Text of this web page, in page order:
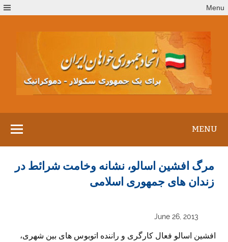
to
Menu
MENU
مرگ افشین اسالو، نشانه وخامت شرائط در
زندان های جمهوری اسلامی
June 26, 2013
افشین اسالو فعال کارگری و راننده اتوبوس های بین شهری،